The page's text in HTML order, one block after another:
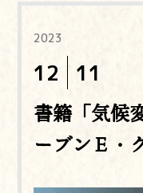
2023
12 11
書籍「気候
ーブンＥ・